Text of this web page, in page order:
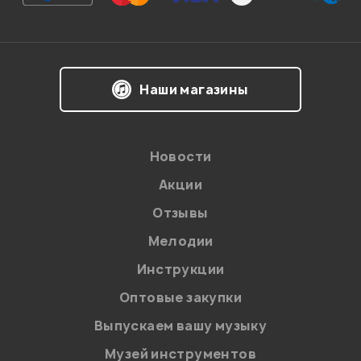
на одном процессоре, с разными настройками звука
21.07.2021
Здравствуйте! Таких процессоров у нас нет.
здравствуйте.. подскажите.. LINE 6 POD HD500X или
все же boss gt 100..
Наши магазины
Новости
Акции
Отзывы
Мелодии
Инструкции
Оптовые закупки
Выпускаем вашу музыку
Музей инструментов